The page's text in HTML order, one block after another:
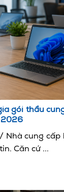
gói thầu
2026
Nhà cung cấp
Căn cứ ...